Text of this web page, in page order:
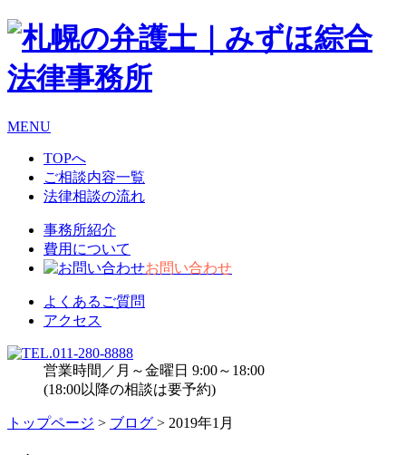
MENU
TOPへ
ご相談内容一覧
法律相談の流れ
事務所紹介
費用について
お問い合わせ
よくあるご質問
アクセス
営業時間／月～金曜日 9:00～18:00
(18:00以降の相談は要予約)
トップページ > ブログ > 2019年1月